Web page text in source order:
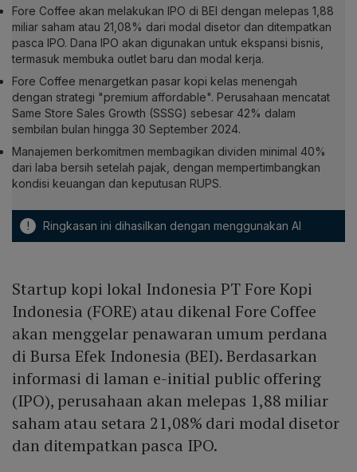
Fore Coffee akan melakukan IPO di BEI dengan melepas 1,88
miliar saham atau 21,08% dari modal disetor dan ditempatkan
pasca IPO. Dana IPO akan digunakan untuk ekspansi bisnis,
termasuk membuka outlet baru dan modal kerja.
Fore Coffee menargetkan pasar kopi kelas menengah
dengan strategi "premium affordable". Perusahaan mencatat
Same Store Sales Growth (SSSG) sebesar 42% dalam
sembilan bulan hingga 30 September 2024.
Manajemen berkomitmen membagikan dividen minimal 40%
dari laba bersih setelah pajak, dengan mempertimbangkan
kondisi keuangan dan keputusan RUPS.
! Ringkasan ini dihasilkan dengan menggunakan AI
Startup kopi lokal Indonesia PT Fore Kopi
Indonesia (FORE) atau dikenal Fore Coffee
akan menggelar penawaran umum perdana
di Bursa Efek Indonesia (BEI). Berdasarkan
informasi di laman e-initial public offering
(IPO), perusahaan akan melepas 1,88 miliar
saham atau setara 21,08% dari modal disetor
dan ditempatkan pasca IPO.